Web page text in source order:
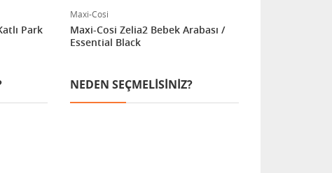
Park
Maxi-Cosi
Maxi-Cosi Zelia2 Bebek Arabası /
Essential Black
NEDEN SEÇMELISINIZ?